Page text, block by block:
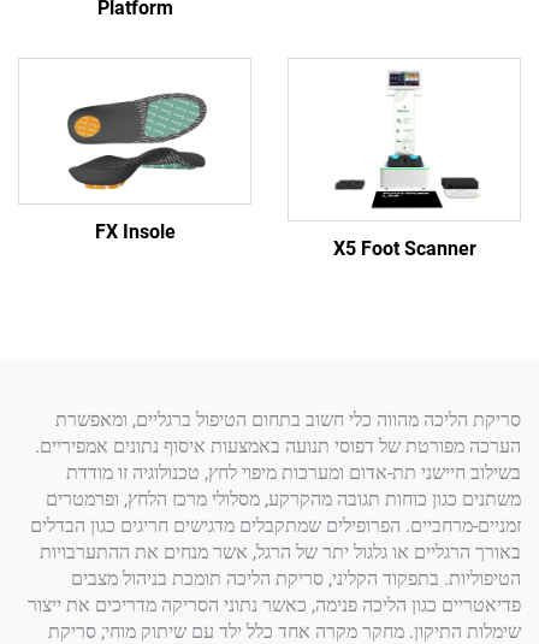
X5 Foot
מהווה כלי חשוב בתחום הטיפול ברגליים, ומאפשרת
של דפוסי תנועה באמצעות איסוף נתונים אמפיריים.
תת-אדום ומערכות מיפוי לחץ, טכנולוגיה זו מודדת
כוחות תגובה מהקרקע, מסלולי מרכז הלחץ, ופרמטרים
הפרופילים שמתקבלים מדגישים חריגים כגון הבדלים
או גלגול יתר של הרגל, אשר מנחים את ההתערבויות
בתפקוד הקליני, סריקת הליכה תומכת בניהול מצבים
כגון הליכה פנימה, כאשר נתוני הסריקה מדריכים את ייצור
מחקר מקרה אחד כלל ילד עם שיתוק מוחי; סריקת